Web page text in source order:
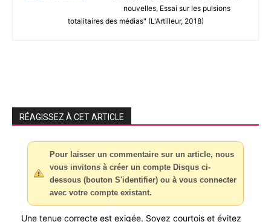
nouvelles, Essai sur les pulsions
totalitaires des médias" (L'Artilleur, 2018)
RÉAGISSEZ À CET ARTICLE
Pour laisser un commentaire sur un article, nous
vous invitons à créer un compte Disqus ci-
dessous (bouton S'identifier) ou à vous connecter
avec votre compte existant.
Une tenue correcte est exigée. Soyez courtois et évitez